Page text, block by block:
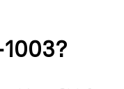
en zo ook de